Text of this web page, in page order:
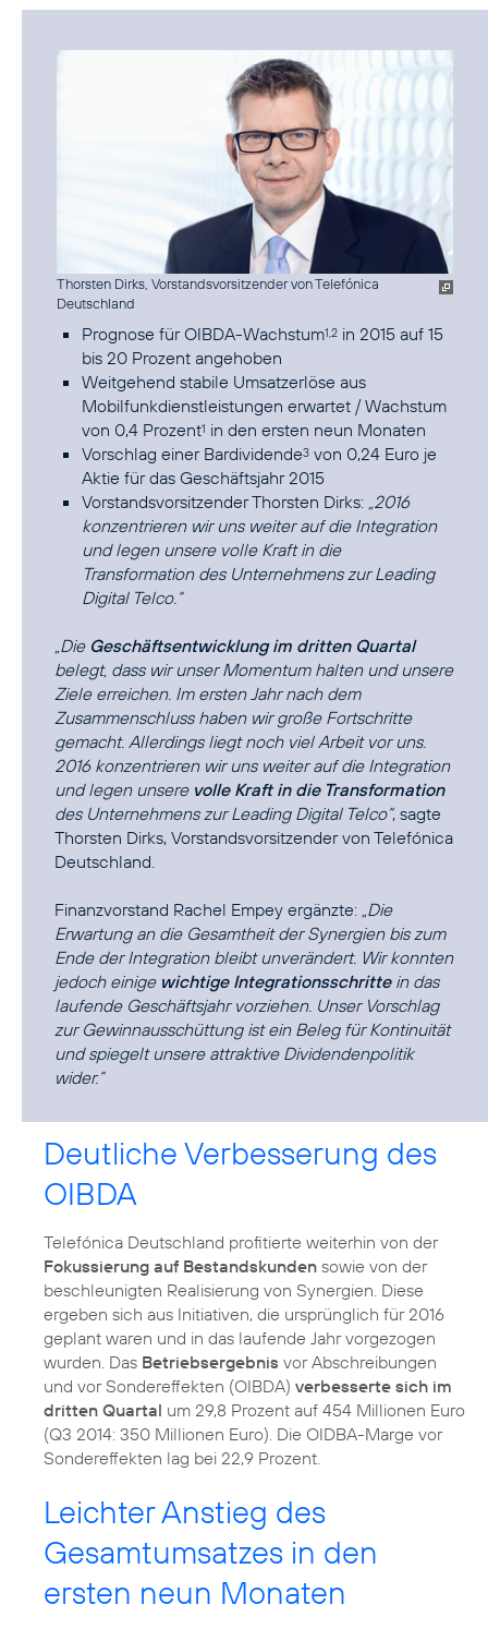
Thorsten Dirks, Vorstandsvorsitzender von Telefónica
Deutschland
Prognose für OIBDA-Wachstum1,2 in 2015 auf 15
bis 20 Prozent angehoben
Weitgehend stabile Umsatzerlöse aus
Mobilfunkdienstleistungen erwartet / Wachstum
von 0,4 Prozent1 in den ersten neun Monaten
Vorschlag einer Bardividende3 von 0,24 Euro je
Aktie für das Geschäftsjahr 2015
Vorstandsvorsitzender Thorsten Dirks: „2016
konzentrieren wir uns weiter auf die Integration
und legen unsere volle Kraft in die
Transformation des Unternehmens zur Leading
Digital Telco.“
„Die Geschäftsentwicklung im dritten Quartal
belegt, dass wir unser Momentum halten und unsere
Ziele erreichen. Im ersten Jahr nach dem
Zusammenschluss haben wir große Fortschritte
gemacht. Allerdings liegt noch viel Arbeit vor uns.
2016 konzentrieren wir uns weiter auf die Integration
und legen unsere volle Kraft in die Transformation
des Unternehmens zur Leading Digital Telco“, sagte
Thorsten Dirks, Vorstandsvorsitzender von Telefónica
Deutschland.
Finanzvorstand Rachel Empey ergänzte: „Die
Erwartung an die Gesamtheit der Synergien bis zum
Ende der Integration bleibt unverändert. Wir konnten
jedoch einige wichtige Integrationsschrittein das
laufende Geschäftsjahr vorziehen. Unser Vorschlag
zur Gewinnausschüttung ist ein Beleg für Kontinuität
und spiegelt unsere attraktive Dividendenpolitik
wider.“
Deutliche Verbesserung des
OIBDA
Telefónica Deutschland profitierte weiterhin von der
Fokussierung auf Bestandskunden sowie von der
beschleunigten Realisierung von Synergien. Diese
ergeben sich aus Initiativen, die ursprünglich für 2016
geplant waren und in das laufende Jahr vorgezogen
wurden. Das Betriebsergebnis vor Abschreibungen
und vor Sondereffekten (OIBDA) verbesserte sich im
dritten Quartal um 29,8 Prozent auf 454 Millionen Euro
(Q3 2014: 350 Millionen Euro). Die OIDBA-Marge vor
Sondereffekten lag bei 22,9 Prozent.
Leichter Anstieg des
Gesamtumsatzes in den
ersten neun Monaten